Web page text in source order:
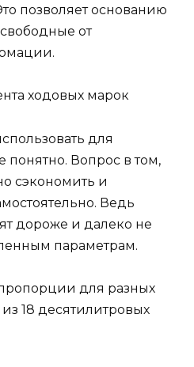
позволяет основанию
от
ходовых марок
для
Вопрос в том,
сэкономить и
Ведь
дороже и далеко не
параметрам.
для разных
18 десятилитровых